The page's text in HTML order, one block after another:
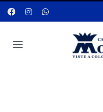
Saltar
al
Toggle